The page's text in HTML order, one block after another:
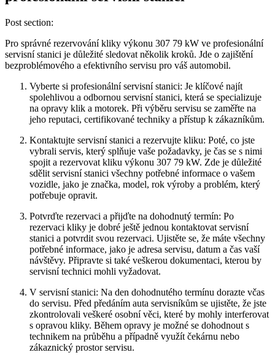
Post section:
Pro správné rezervování kliky ⁣výkonu 307 79 kW ve profesionální
servisní stanici je ‌důležité sledovat několik ⁢kroků. Jde ‌o zajištění‌
bezproblémového a efektivního servisu pro váš automobil.
Vyberte si profesionální⁢ servisní stanici: Je klíčové najít
spolehlivou a odbornou servisní‌ stanici, která se specializuje
na opravy klik ⁤a motorek. Při výběru servisu se‍ zaměřte na⁢
jeho ⁢reputaci, certifikované techniky ⁢a přístup k‍ zákazníkům.
Kontaktujte servisní stanici ‌a rezervujte kliku: Poté, co ⁤jste
vybrali servis, který ‌splňuje vaše požadavky, je ​čas ⁢se s ‍nimi
spojit a rezervovat kliku​ výkonu 307⁣ 79 kW. Zde je důležité
sdělit⁤ servisní stanici všechny potřebné ‌informace ‌o vašem
⁤vozidle, jako je značka,‌ model, rok výroby ‍a problém,‍ který
⁢potřebuje opravit.⁣
Potvrďte rezervaci a ⁣přijďte na dohodnutý termín: Po
rezervaci kliky je dobré ještě‌ jednou kontaktovat servisní
stanici⁢ a potvrdit svou rezervaci.⁢ Ujistěte se, ⁤že máte všechny
potřebné informace, jako je adresa servisu, datum a čas vaší ​
návštěvy.⁣ Připravte ⁤si také veškerou dokumentaci, ‍kterou by​
servisní technici mohli ‍vyžadovat.
V​ servisní stanici: Na⁢ den dohodnutého termínu dorazte včas
do‌ servisu. ⁢Před​ předáním auta servisníkům se ujistěte, že jste
zkontrolovali veškeré osobní věci, které by ⁢mohly interferovat
s ⁢opravou kliky. Během‍ opravy ‌je možné se dohodnout s
technikem na průběhu ⁣a případně využít čekárnu ⁣nebo
zákaznický prostor servisu.